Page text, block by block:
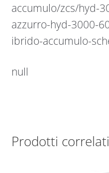
accumulo/zcs/hyd-
azzurro-hyd-3000-
ibrido-accumulo-
null
Prodotti correlati